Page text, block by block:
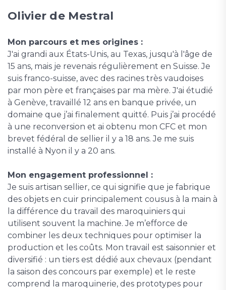
Olivier de Mestral
Mon parcours et mes origines :
J'ai grandi aux États-Unis, au Texas, jusqu'à l'âge de
15 ans, mais je revenais régulièrement en Suisse. Je
suis franco-suisse, avec des racines très vaudoises
par mon père et françaises par ma mère. J'ai étudié
à Genève, travaillé 12 ans en banque privée, un
domaine que j’ai finalement quitté. Puis j’ai procédé
à une reconversion et ai obtenu mon CFC et mon
brevet fédéral de sellier il y a 18 ans. Je me suis
installé à Nyon il y a 20 ans.
Mon engagement professionnel :
Je suis artisan sellier, ce qui signifie que je fabrique
des objets en cuir principalement cousus à la main à
la différence du travail des maroquiniers qui
utilisent souvent la machine. Je m’efforce de
combiner les deux techniques pour optimiser la
production et les coûts. Mon travail est saisonnier et
diversifié : un tiers est dédié aux chevaux (pendant
la saison des concours par exemple) et le reste
comprend la maroquinerie, des prototypes pour